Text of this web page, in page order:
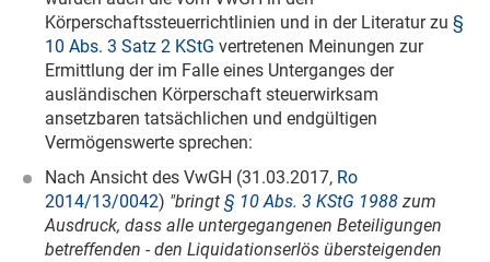
Körperschaftssteuerrichtlinien und in der Literatur zu §
10 Abs. 3 Satz 2 KStG vertretenen Meinungen zur
Ermittlung der im Falle eines Unterganges der
ausländischen Körperschaft steuerwirksam
ansetzbaren tatsächlichen und endgültigen
Vermögenswerte sprechen:
Nach Ansicht des VwGH (31.03.2017, Ro
2014/13/0042) "bringt § 10 Abs. 3 KStG 1988 zum
Ausdruck, dass alle untergegangenen Beteiligungen
betreffenden - den Liquidationserlös übersteigenden